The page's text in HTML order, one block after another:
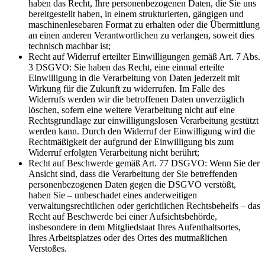
haben das Recht, Ihre personenbezogenen Daten, die Sie uns
bereitgestellt haben, in einem strukturierten, gängigen und
maschinenlesebaren Format zu erhalten oder die Übermittlung
an einen anderen Verantwortlichen zu verlangen, soweit dies
technisch machbar ist;
Recht auf Widerruf erteilter Einwilligungen gemäß Art. 7 Abs.
3 DSGVO: Sie haben das Recht, eine einmal erteilte
Einwilligung in die Verarbeitung von Daten jederzeit mit
Wirkung für die Zukunft zu widerrufen. Im Falle des
Widerrufs werden wir die betroffenen Daten unverzüglich
löschen, sofern eine weitere Verarbeitung nicht auf eine
Rechtsgrundlage zur einwilligungslosen Verarbeitung gestützt
werden kann. Durch den Widerruf der Einwilligung wird die
Rechtmäßigkeit der aufgrund der Einwilligung bis zum
Widerruf erfolgten Verarbeitung nicht berührt;
Recht auf Beschwerde gemäß Art. 77 DSGVO: Wenn Sie der
Ansicht sind, dass die Verarbeitung der Sie betreffenden
personenbezogenen Daten gegen die DSGVO verstößt,
haben Sie – unbeschadet eines anderweitigen
verwaltungsrechtlichen oder gerichtlichen Rechtsbehelfs – das
Recht auf Beschwerde bei einer Aufsichtsbehörde,
insbesondere in dem Mitgliedstaat Ihres Aufenthaltsortes,
Ihres Arbeitsplatzes oder des Ortes des mutmaßlichen
Verstoßes.